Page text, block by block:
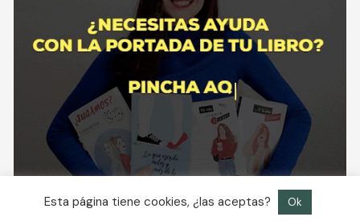
Esta página tiene cookies, ¿las aceptas? Ok